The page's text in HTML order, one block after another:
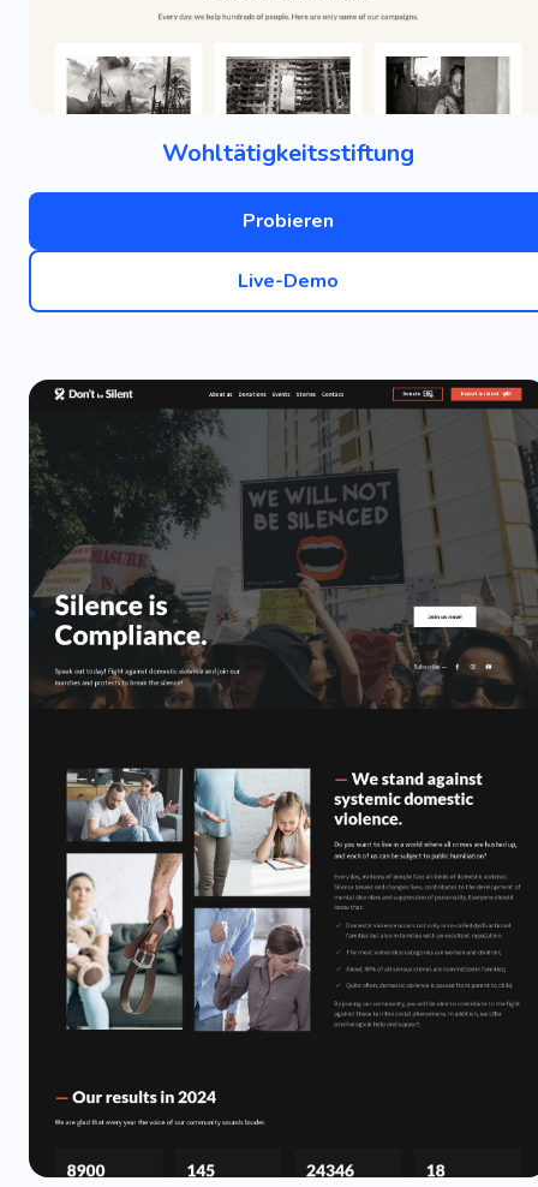
Wohltätigkeitsstiftung
Probieren
Live-Demo